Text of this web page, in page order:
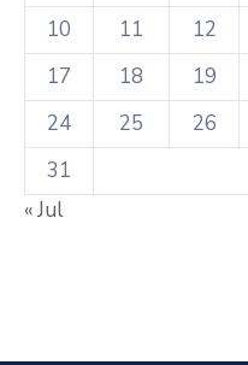
10
11 12
17
18 19
24
25 26
31
« Jul